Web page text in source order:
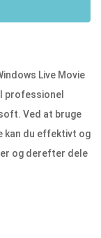
Live Movie
professionel
Ved at bruge
kan du effektivt og
og derefter dele